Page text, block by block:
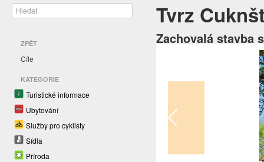
ZPĚT
Cíle
KATEGORIE
Turistické informace
Ubytování
Služby pro cyklisty
Sídla
Příroda
Tvrz
Zachovalá stavba